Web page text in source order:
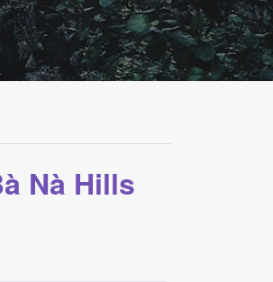
Nà Hills